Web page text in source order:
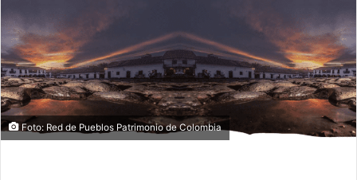
Foto: Red de Pueblos Patrimonio de Colombia